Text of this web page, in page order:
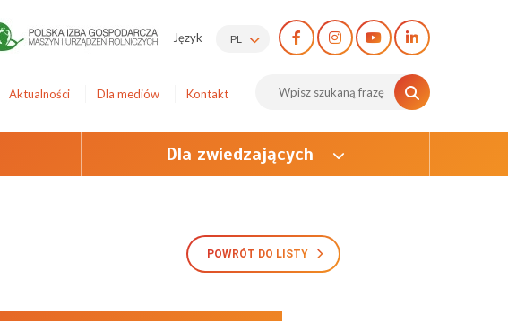
Język PL
Aktualności Dla mediów Kontakt
Dla zwiedzających
POWRÓT DO LISTY